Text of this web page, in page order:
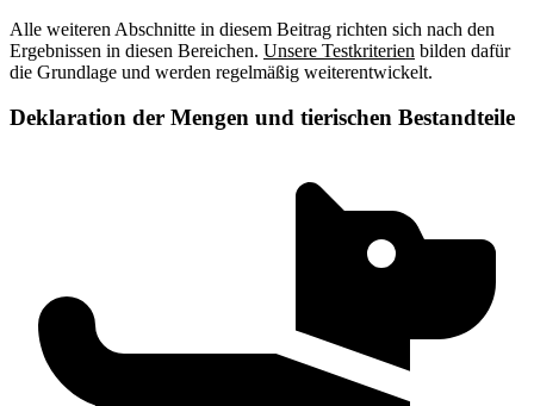
Alle weiteren Abschnitte in diesem Beitrag richten sich nach den
Ergebnissen in diesen Bereichen. Unsere Testkriterien bilden dafür
die Grundlage und werden regelmäßig weiterentwickelt.
Deklaration der Mengen und tierischen Bestandteile